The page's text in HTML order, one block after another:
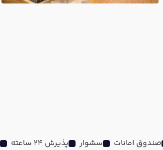
صندوق امانات سشوار پذیرش 24 ساعته